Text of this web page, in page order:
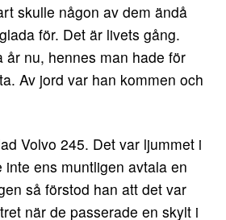
skulle någon av dem ändå
för. Det är livets gång.
år nu, hennes man hade för
Av jord var han kommen och
Volvo 245. Det var ljummet i
ens muntligen avtala en
så förstod han att det var
när de passerade en skylt i